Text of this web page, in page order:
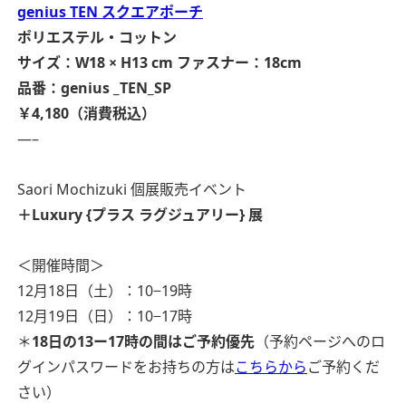
genius TEN スクエアポーチ
ポリエステル・コットン
サイズ：W18 × H13 cm ファスナー：18cm
品番：genius _TEN_SP
￥4,180（消費税込）
—–
Saori Mochizuki 個展販売イベント
＋Luxury {プラス ラグジュアリー} 展
＜開催時間＞
12月18日（土）：10−19時
12月19日（日）：10−17時
＊18日の13ー17時の間はご予約優先 （予約ページへのロ
グインパスワードをお持ちの方はこちらからご予約くだ
さい）